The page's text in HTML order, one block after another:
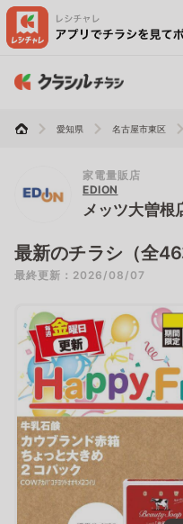
愛知県 名古屋市東区
家電量販店
EDION
メッツ大曽根
最新のチラシ（全46
最終更新：2026/08/07